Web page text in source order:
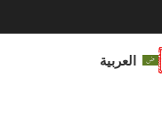
العربية